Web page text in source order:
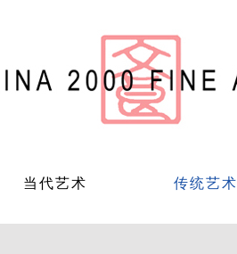
当代艺术 传统艺术